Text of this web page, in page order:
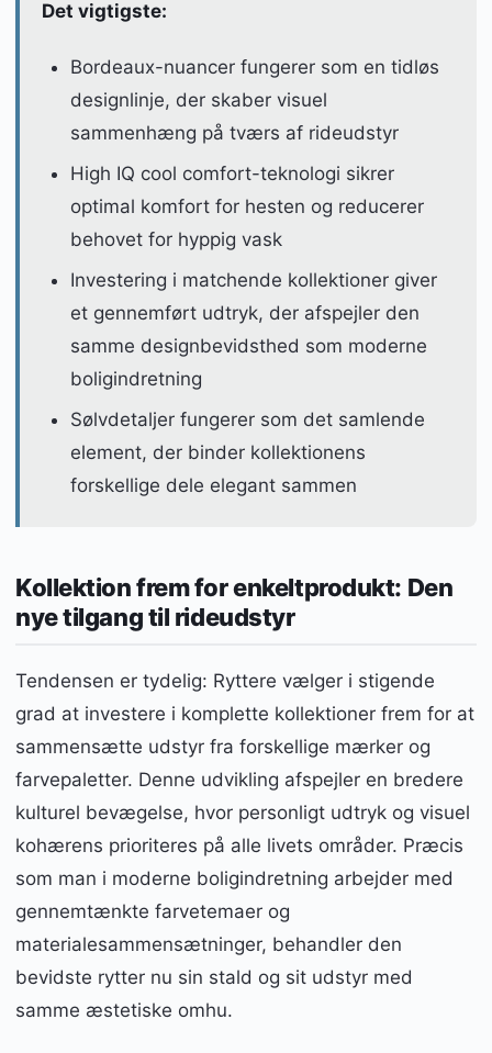
Det vigtigste:
Bordeaux-nuancer fungerer som en tidløs
designlinje, der skaber visuel
sammenhæng på tværs af rideudstyr
High IQ cool comfort-teknologi sikrer
optimal komfort for hesten og reducerer
behovet for hyppig vask
Investering i matchende kollektioner giver
et gennemført udtryk, der afspejler den
samme designbevidsthed som moderne
boligindretning
Sølvdetaljer fungerer som det samlende
element, der binder kollektionens
forskellige dele elegant sammen
Kollektion frem for enkeltprodukt: Den
nye tilgang til rideudstyr
Tendensen er tydelig: Ryttere vælger i stigende
grad at investere i komplette kollektioner frem for at
sammensætte udstyr fra forskellige mærker og
farvepaletter. Denne udvikling afspejler en bredere
kulturel bevægelse, hvor personligt udtryk og visuel
kohærens prioriteres på alle livets områder. Præcis
som man i moderne boligindretning arbejder med
gennemtænkte farvetemaer og
materialesammensætninger, behandler den
bevidste rytter nu sin stald og sit udstyr med
samme æstetiske omhu.